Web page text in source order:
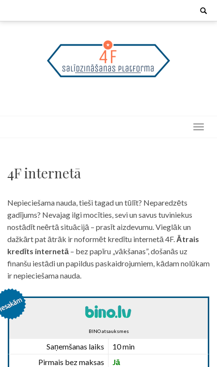
Search
4F internetā
Nepieciešama nauda, tieši tagad un tūlīt? Neparedzēts
gadījums? Nevajag ilgi mocīties, sevi un savus tuviniekus
nostādīt neērtā situācijā – prasīt aizdevumu. Vieglāk un
dažkārt pat ātrāk ir noformēt kredītu internetā 4F. Ātrais
kredīts internetā – bez papīru „vākšanas”, došanās uz
finanšu iestādi un papildus paskaidrojumiem, kādam nolūkam
ir nepieciešama nauda.
BINO atsauksmes
Saņemšanas laiks
10 min
Pirmais bez maksas
Jā